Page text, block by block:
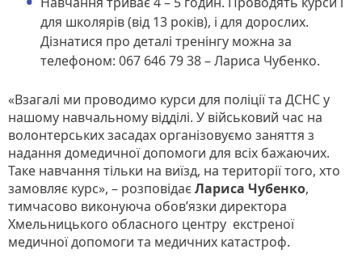
для школярів (від 13 років), і для дорослих.
Дізнатися про деталі тренінгу можна за
телефоном: 067 646 79 38 – Лариса Чубенко.
«Взагалі ми проводимо курси для поліції та ДСНС у
нашому навчальному відділі. У військовий час на
волонтерських засадах організовуємо заняття з
надання домедичної допомоги для всіх бажаючих.
Таке навчання тільки на виїзд, на території того, хто
замовляє курс», – розповідаєЛариса Чубенко,
тимчасово виконуюча обов’язки директора
Хмельницького обласного центру екстреної
медичної допомоги та медичних катастроф.